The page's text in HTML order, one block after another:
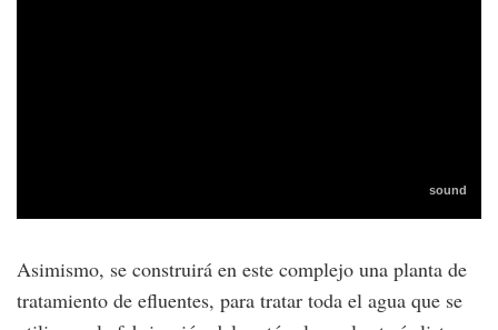
Asimismo, se construirá en este complejo una planta de
tratamiento de efluentes, para tratar toda el agua que se